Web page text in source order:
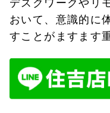
おいて、意識的に
すことがますます